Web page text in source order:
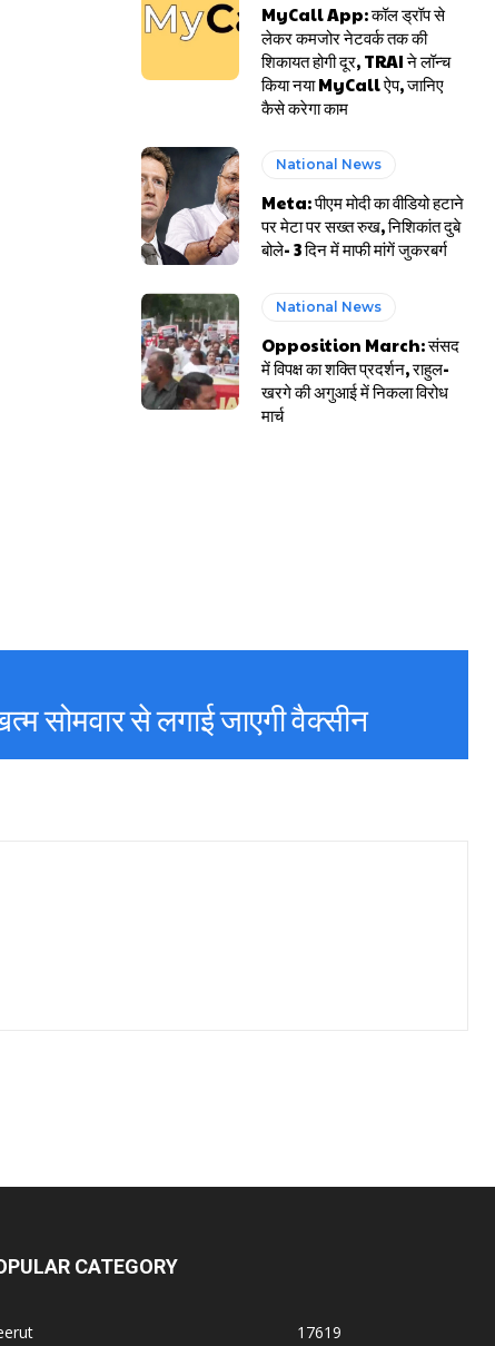
MyCall App: कॉल ड्रॉप से
लेकर कमजोर नेटवर्क तक की
शिकायत होगी दूर, TRAI ने लॉन्च
किया नया MyCall ऐप, जानिए
कैसे करेगा काम
National News
Meta: पीएम मोदी का वीडियो हटाने
पर मेटा पर सख्त रुख, निशिकांत दुबे
बोले- 3 दिन में माफी मांगें जुकरबर्ग
National News
Opposition March: संसद
में विपक्ष का शक्ति प्रदर्शन, राहुल-
खरगे की अगुआई में निकला विरोध
मार्च
सोमवार से लगाई जाएगी वैक्सीन
CATEGORY
17619